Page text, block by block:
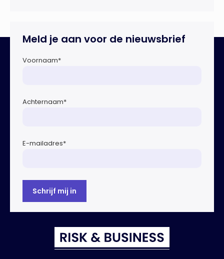
Overtoom […]
Meld je aan voor de nieuwsbrief
Voornaam*
Achternaam*
E-mailadres*